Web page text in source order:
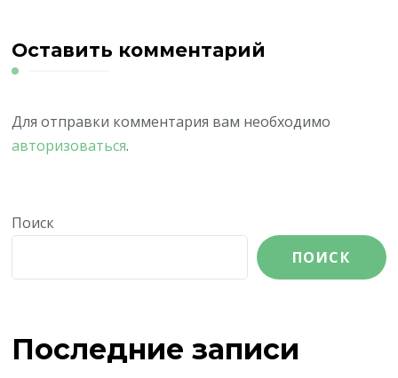
Оставить комментарий
Для отправки комментария вам необходимо
авторизоваться.
Поиск
ПОИСК
Последние записи